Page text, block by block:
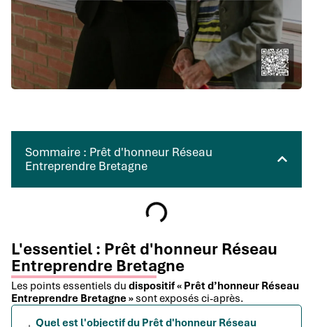
Sommaire : Prêt d'honneur Réseau
Entreprendre Bretagne
L'essentiel : Prêt d'honneur Réseau
Entreprendre Bretagne
Les points essentiels du dispositif « Prêt d’honneur Réseau
Entreprendre Bretagne » sont exposés ci-après.
Quel est l'objectif du Prêt d'honneur Réseau